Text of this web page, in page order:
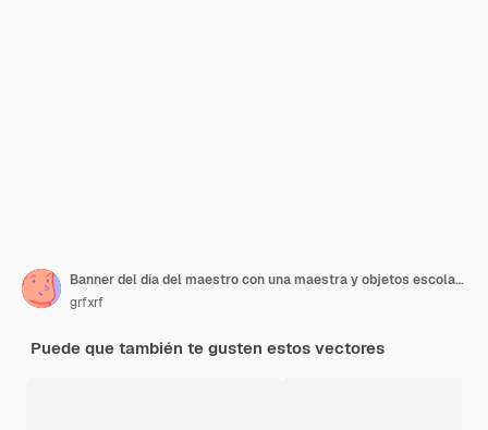
Banner del día del maestro con una maestra y objetos escolares.
grfxrf
Puede que también te gusten estos vectores